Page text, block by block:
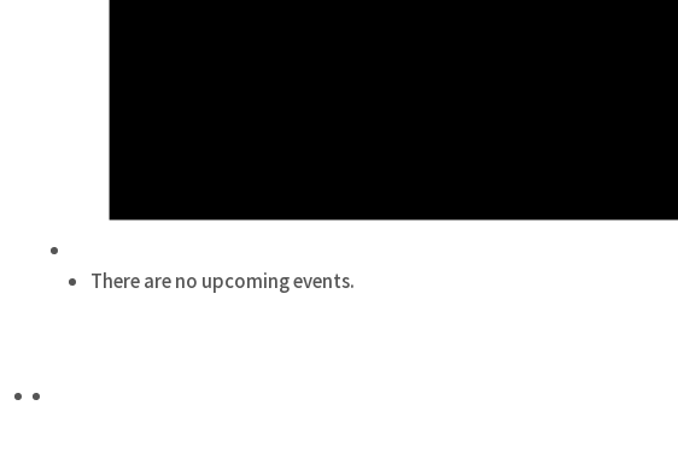
There are no upcoming events.